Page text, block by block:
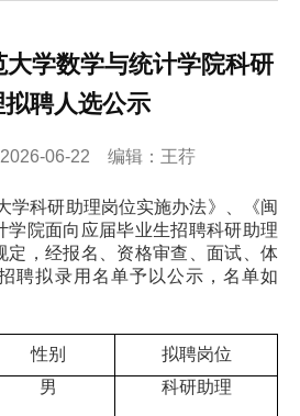
学数学与统计学院科研
聘人选公示
06-22 编辑：王荇
学科研助理岗位实施办法》、《闽
学院面向应届毕业生招聘科研助理
定，经报名、资格审查、面试、体
聘拟录用名单予以公示，名单如
性别
拟聘岗位
男 科研助理